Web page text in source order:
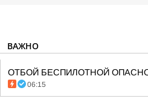
ВАЖНО
ОТБОЙ БЕСПИЛОТНОЙ
06:15